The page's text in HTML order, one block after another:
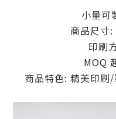
小量可
商品尺寸
印刷
MOQ
商品特色: 精美印刷